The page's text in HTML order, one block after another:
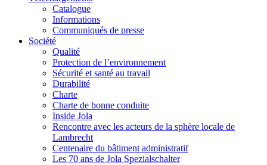
Catalogue
Informations
Communiqués de presse
Société
Qualité
Protection de l’environnement
Sécurité et santé au travail
Durabilité
Charte
Charte de bonne conduite
Inside Jola
Rencontre avec les acteurs de la sphère locale de
Lambrecht
Centenaire du bâtiment administratif
Les 70 ans de Jola Spezialschalter